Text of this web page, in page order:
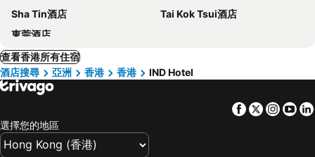
Sha Tin酒店
Tai Kok Tsui酒店
東莞酒店
查看香港所有住宿
酒店搜尋
亞洲 香港 香港 IND Hotel
Facebook
Twitter
選擇您的地區